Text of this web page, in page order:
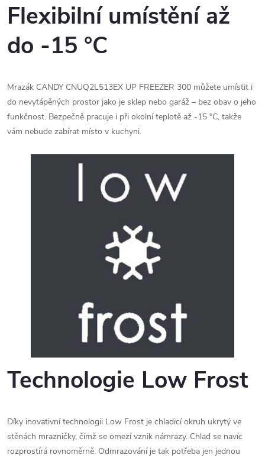
Flexibilní umístění až
do -15 °C
Mrazák CANDY CNUQ2L513EX UP FREEZER 300 můžete umístit i
do nevytápěných prostor jako je sklep nebo garáž – bez obav o jeho
funkčnost. Bezpečně pracuje i při okolní teplotě až -15 °C, takže
vám nebude zabírat místo v kuchyni.
Technologie Low Frost
Díky inovativní technologii Low Frost je chladicí okruh ukrytý ve
stěnách mrazničky, čímž se omezí vznik námrazy. Chlad se navíc
rozprostírá rovnoměrně. Odmrazování je tak potřeba jen jednou